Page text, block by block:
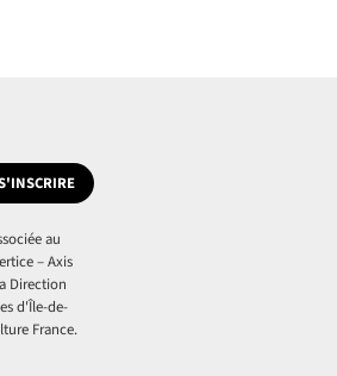
au
– Axis
Direction
d'Île-de-
France.